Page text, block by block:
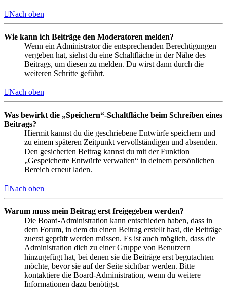
Nach oben
Wie kann ich Beiträge den Moderatoren melden?
Wenn ein Administrator die entsprechenden Berechtigungen
vergeben hat, siehst du eine Schaltfläche in der Nähe des
Beitrags, um diesen zu melden. Du wirst dann durch die
weiteren Schritte geführt.
Nach oben
Was bewirkt die „Speichern“-Schaltfläche beim Schreiben eines
Beitrags?
Hiermit kannst du die geschriebene Entwürfe speichern und
zu einem späteren Zeitpunkt vervollständigen und absenden.
Den gesicherten Beitrag kannst du mit der Funktion
„Gespeicherte Entwürfe verwalten“ in deinem persönlichen
Bereich erneut laden.
Nach oben
Warum muss mein Beitrag erst freigegeben werden?
Die Board-Administration kann entschieden haben, dass in
dem Forum, in dem du einen Beitrag erstellt hast, die Beiträge
zuerst geprüft werden müssen. Es ist auch möglich, dass die
Administration dich zu einer Gruppe von Benutzern
hinzugefügt hat, bei denen sie die Beiträge erst begutachten
möchte, bevor sie auf der Seite sichtbar werden. Bitte
kontaktiere die Board-Administration, wenn du weitere
Informationen dazu benötigst.